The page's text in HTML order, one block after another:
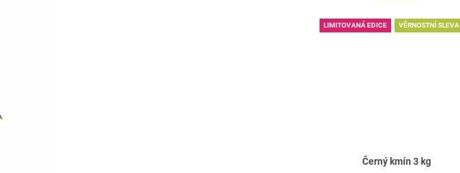
LIMITOVANÁ EDICE VĚRNOSTNÍ SLEVA
Černý kmín 3 kg